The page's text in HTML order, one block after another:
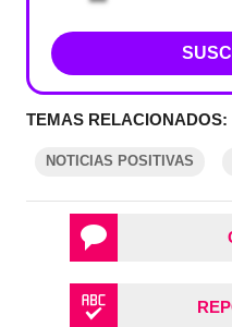
TEMAS RELACIONADOS:
NOTICIAS POSITIVAS